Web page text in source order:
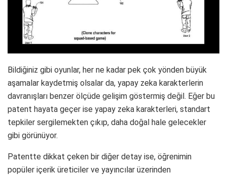
Bildiğiniz gibi oyunlar, her ne kadar pek çok yönden büyük
aşamalar kaydetmiş olsalar da, yapay zeka karakterlerin
davranışları benzer ölçüde gelişim göstermiş değil. Eğer bu
patent hayata geçer ise yapay zeka karakterleri, standart
tepkiler sergilemekten çıkıp, daha doğal hale gelecekler
gibi görünüyor.
Patentte dikkat çeken bir diğer detay ise, öğrenimin
popüler içerik üreticiler ve yayıncılar üzerinden